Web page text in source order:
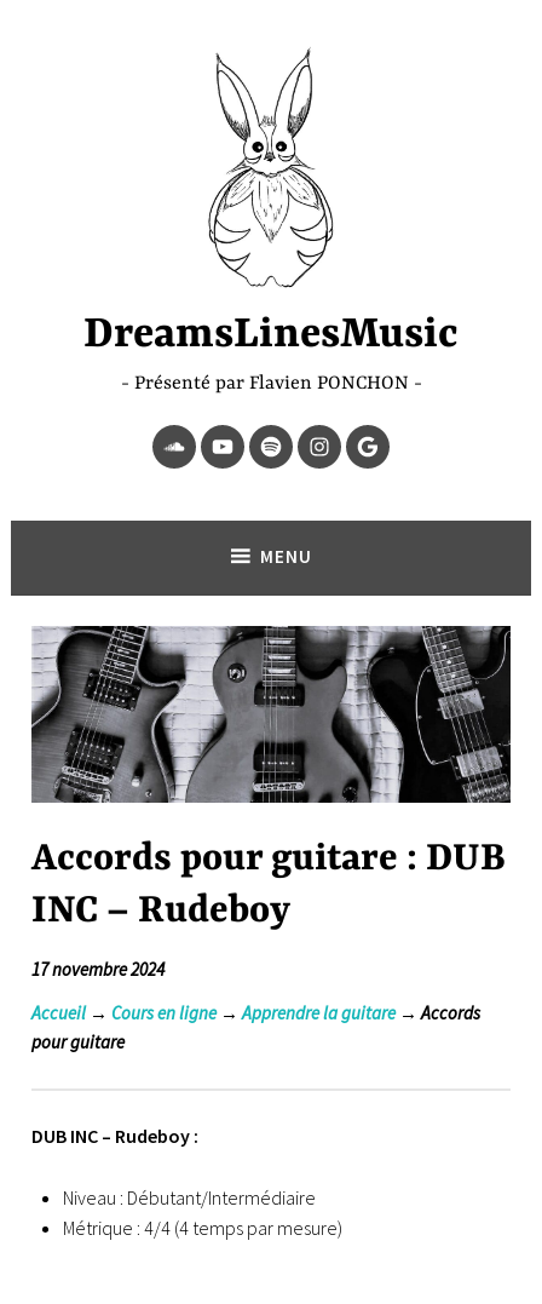
DreamsLinesMusic
Présenté par Flavien PONCHON
SoundCloud
YouTubeSpotifyInstagram
Page
Google
MENU
Accords pour guitare : DUB
INC – Rudeboy
17 novembre 2024
Accueil→Cours en ligne→Apprendre la guitare→ Accords
pour guitare
DUB INC – Rudeboy :
Niveau : Débutant/Intermédiaire
Métrique : 4/4 (4 temps par mesure)